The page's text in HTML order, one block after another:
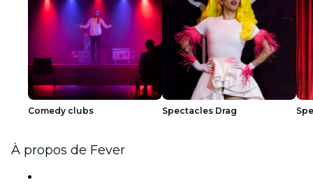
Comedy clubs Spectacles Drag
À propos de Fever